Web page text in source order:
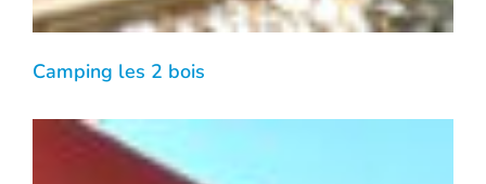
Camping les 2 bois